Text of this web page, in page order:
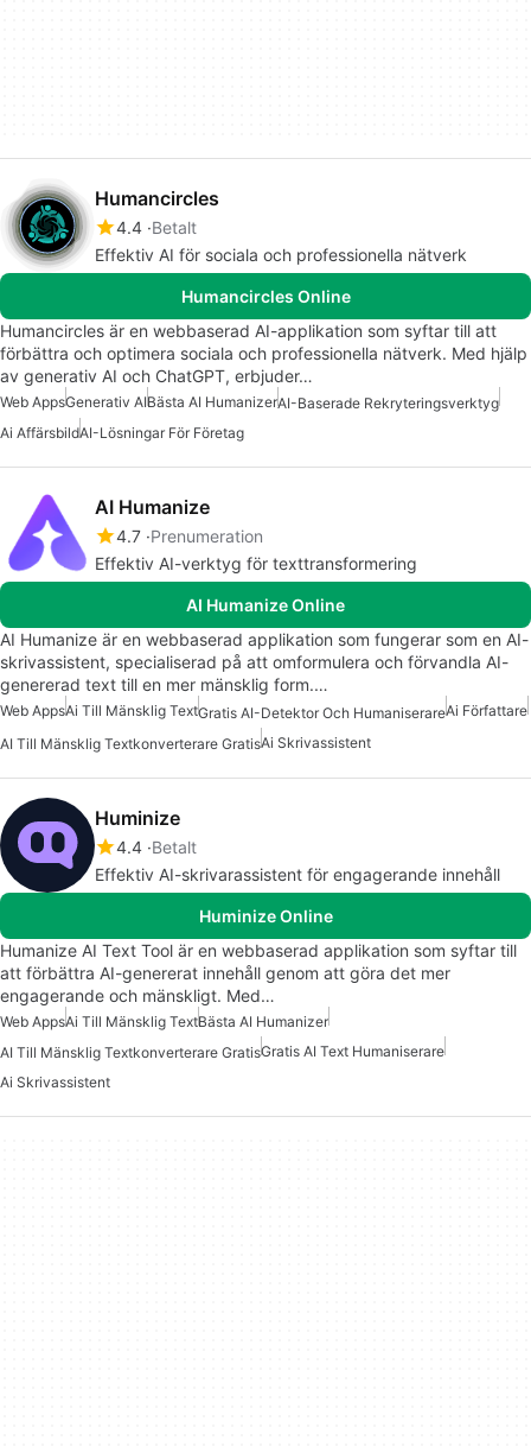
Humancircles
4.4 Betalt
Effektiv AI för sociala och professionella nätverk
Humancircles Online
Humancircles är en webbaserad AI-applikation som syftar till att
förbättra och optimera sociala och professionella nätverk. Med hjälp
av generativ AI och ChatGPT, erbjuder…
Web AppsGenerativ AIBästa AI HumanizerAI-Baserade Rekryteringsverktyg
Ai AffärsbildAI-Lösningar För Företag
AI Humanize
4.7 Prenumeration
Effektiv AI-verktyg för texttransformering
AI Humanize Online
AI Humanize är en webbaserad applikation som fungerar som en AI-
skrivassistent, specialiserad på att omformulera och förvandla AI-
genererad text till en mer mänsklig form.…
Web AppsAi Till Mänsklig TextGratis AI-Detektor Och HumaniserareAi Författare
AI Till Mänsklig Textkonverterare GratisAi Skrivassistent
Huminize
4.4 Betalt
Effektiv AI-skrivarassistent för engagerande innehåll
Huminize Online
Humanize AI Text Tool är en webbaserad applikation som syftar till
att förbättra AI-genererat innehåll genom att göra det mer
engagerande och mänskligt. Med…
Web AppsAi Till Mänsklig TextBästa AI Humanizer
AI Till Mänsklig Textkonverterare GratisGratis AI Text Humaniserare
Ai Skrivassistent